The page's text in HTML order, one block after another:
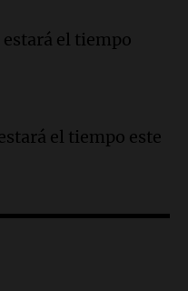
capítulo de tierras
de la mujer a la
acusan al
por el accidente
estará el tiempo
el tiempo este